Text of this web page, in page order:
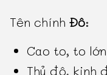
Tên chínhĐô:
Cao to, to
Thủ đô, kinh